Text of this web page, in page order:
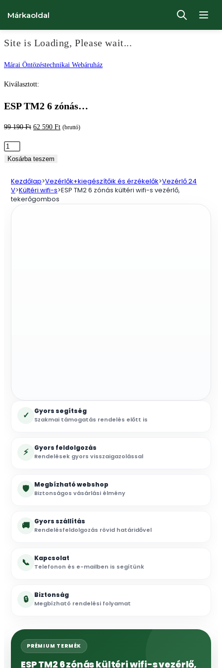
Site is Loading, Please wait...
Ugrás
Márai Öntözéstechnikai Webáruház
Márkaoldal
Kiválasztott:
ESP TM2 6 zónás…
99 190Ft Original
62 590 FtCurrent
(bruttó)
ESP
TM2
zónás
kültéri
Kosárba teszem
Kezdőlap>Vezérlők+kiegészítőik és érzékelők>Vezérlő 24
V>Kültéri wifi-s>ESP TM2 6 zónás kültéri wifi-s vezérlő,
tekerőgombos
✓ Gyors segítség
Szakmai támogatás rendelés előtt is
⚡ Gyors feldolgozás
Rendelések gyors visszaigazolással
🛡 Megbízható webshop
Biztonságos vásárlási élmény
🚚 Gyors szállítás
Rendelésfeldolgozás rövid határidővel
📞 Kapcsolat
Telefonon és e-mailben is segítünk
🔒 Biztonság
Megbízható rendelési folyamat
PRÉMIUM TERMÉK
ESP TM2 6 zónás kültéri wifi-s vezérlő,